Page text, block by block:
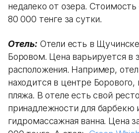
недалеко от озера.
80 000 тенге за сутки.
Отель: Отели есть в
Боровом. Цена варьируется в
расположения. Например,
находится в центре
пляжа. В отеле есть свой
принадлежности для барбекю
гидромассажная ванна. Цена